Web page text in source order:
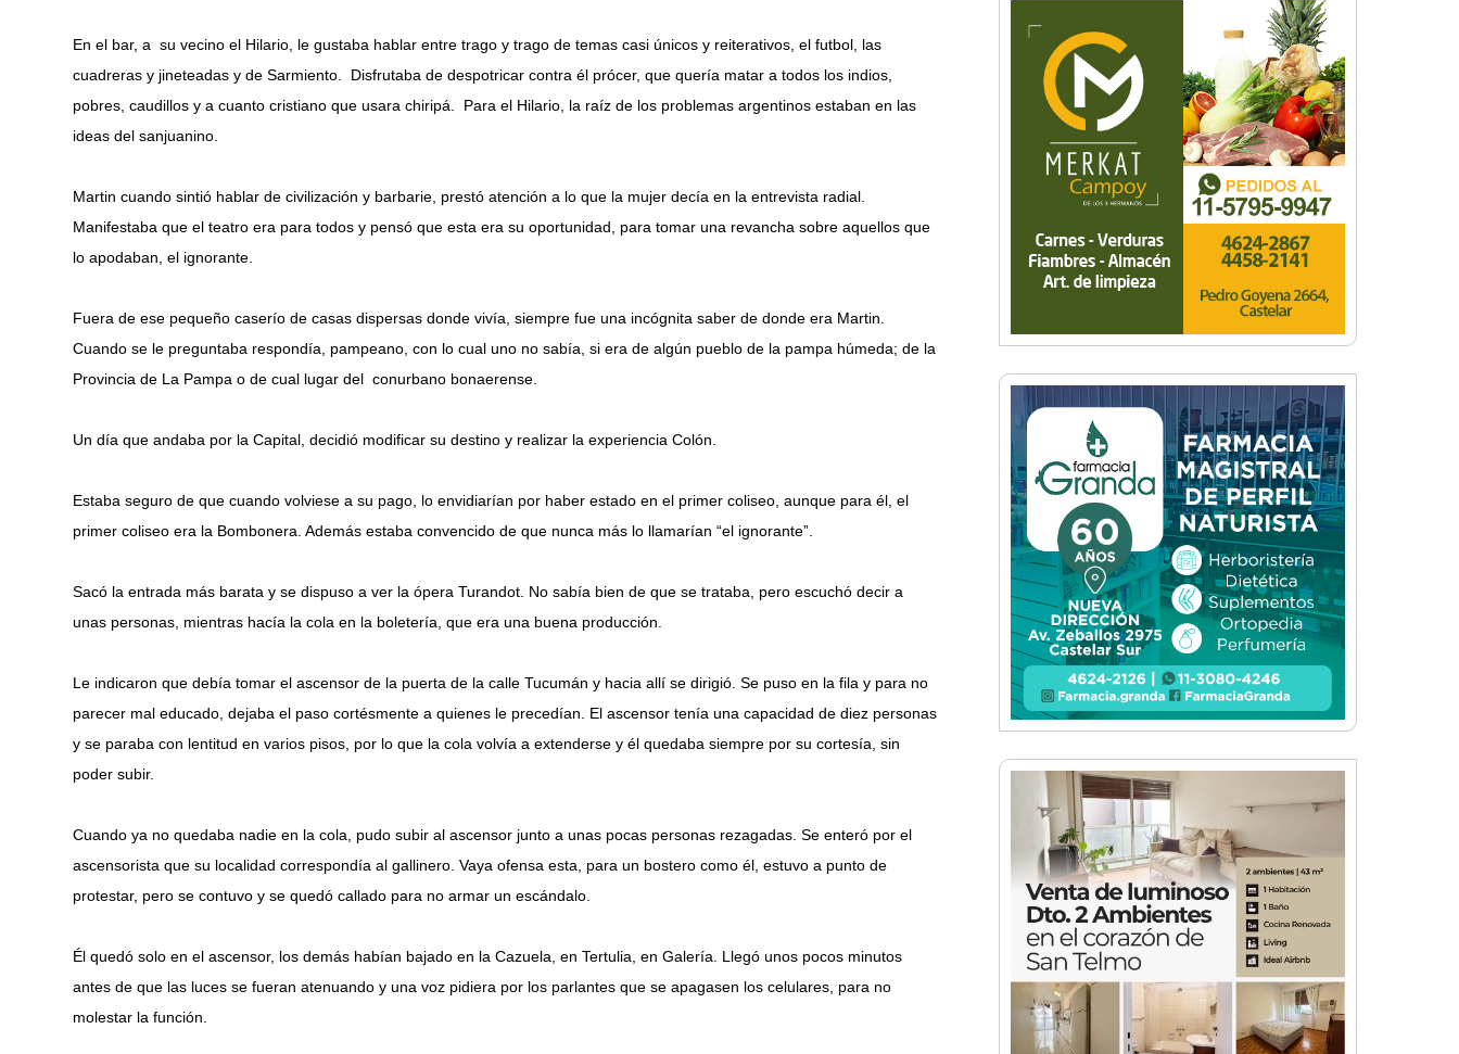
En el bar, a su vecino el Hilario, le gustaba hablar entre trago y trago de temas casi únicos y reiterativos, el futbol, las
cuadreras y jineteadas y de Sarmiento. Disfrutaba de despotricar contra él prócer, que quería matar a todos los indios,
pobres, caudillos y a cuanto cristiano que usara chiripá. Para el Hilario, la raíz de los problemas argentinos estaban en las
ideas del sanjuanino.
Martin cuando sintió hablar de civilización y barbarie, prestó atención a lo que la mujer decía en la entrevista radial.
Manifestaba que el teatro era para todos y pensó que esta era su oportunidad, para tomar una revancha sobre aquellos que
lo apodaban, el ignorante.
Fuera de ese pequeño caserío de casas dispersas donde vivía, siempre fue una incógnita saber de donde era Martin.
Cuando se le preguntaba respondía, pampeano, con lo cual uno no sabía, si era de algún pueblo de la pampa húmeda; de la
Provincia de La Pampa o de cual lugar del conurbano bonaerense.
Un día que andaba por la Capital, decidió modificar su destino y realizar la experiencia Colón.
Estaba seguro de que cuando volviese a su pago, lo envidiarían por haber estado en el primer coliseo, aunque para él, el
primer coliseo era la Bombonera. Además estaba convencido de que nunca más lo llamarían “el ignorante”.
Sacó la entrada más barata y se dispuso a ver la ópera Turandot. No sabía bien de que se trataba, pero escuchó decir a
unas personas, mientras hacía la cola en la boletería, que era una buena producción.
Le indicaron que debía tomar el ascensor de la puerta de la calle Tucumán y hacia allí se dirigió. Se puso en la fila y para no
parecer mal educado, dejaba el paso cortésmente a quienes le precedían. El ascensor tenía una capacidad de diez personas
y se paraba con lentitud en varios pisos, por lo que la cola volvía a extenderse y él quedaba siempre por su cortesía, sin
poder subir.
Cuando ya no quedaba nadie en la cola, pudo subir al ascensor junto a unas pocas personas rezagadas. Se enteró por el
ascensorista que su localidad correspondía al gallinero. Vaya ofensa esta, para un bostero como él, estuvo a punto de
protestar, pero se contuvo y se quedó callado para no armar un escándalo.
Él quedó solo en el ascensor, los demás habían bajado en la Cazuela, en Tertulia, en Galería. Llegó unos pocos minutos
antes de que las luces se fueran atenuando y una voz pidiera por los parlantes que se apagasen los celulares, para no
molestar la función.